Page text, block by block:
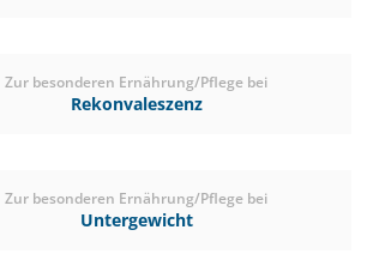
Zur besonderen Ernährung/Pflege bei
Rekonvaleszenz
Zur besonderen Ernährung/Pflege bei
Untergewicht